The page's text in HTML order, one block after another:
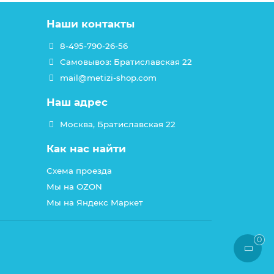
Наши контакты
8-495-790-26-56
Самовывоз: Братиславская 22
mail@metizi-shop.com
Наш адрес
Москва, Братиславская 22
Как нас найти
Схема проезда
Мы на OZON
Мы на Яндекс Маркет
0